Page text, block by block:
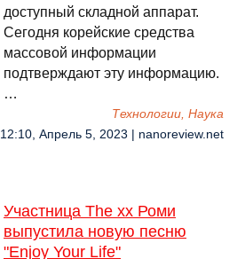
доступный складной аппарат.
Сегодня корейские средства
массовой информации
подтверждают эту информацию.
…
Технологии, Наука
12:10, Апрель 5, 2023 | nanoreview.net
Участница The xx Роми
выпустила новую песню
"Enjoy Your Life"